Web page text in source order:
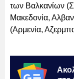
των Βαλκανίων
Μακεδονία,
(Αρμενία,